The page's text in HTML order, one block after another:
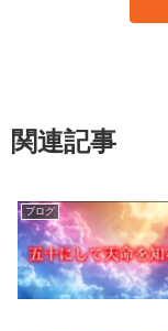
関連記事
ブログ